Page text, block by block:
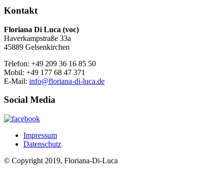
Kontakt
Floriana Di Luca (voc)
Haverkampstraße 33a
45889 Gelsenkirchen
Telefon: +49 209 36 16 85 50
Mobil: +49 177 68 47 371
E-Mail: info@floriana-di-luca.de
Social Media
Impressum
Datenschutz
© Copyright 2019, Floriana-Di-Luca